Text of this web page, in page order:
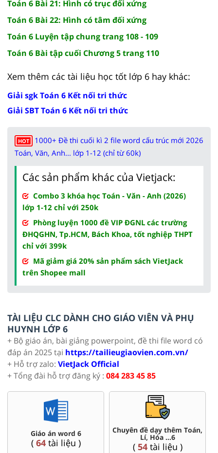
Toán 6 Bài 21: Hình có trục đối xứng
Toán 6 Bài 22: Hình có tâm đối xứng
Toán 6 Luyện tập chung trang 108 - 109
Toán 6 Bài tập cuối Chương 5 trang 110
Xem thêm các tài liệu học tốt lớp 6 hay khác:
Giải sgk Toán 6 Kết nối tri thức
Giải SBT Toán 6 Kết nối tri thức
HOT
1000+ Đề thi cuối kì 2 file word cấu trúc mới 2026
Toán, Văn, Anh... lớp 1-12 (chỉ từ 60k)
Các sản phẩm khác của Vietjack:
Combo 3 khóa học Toán - Văn - Anh (2026)
lớp 1-12 chỉ với 250k
Phòng luyện 1000 đề VIP ĐGNL các trường
ĐHQGHN, Tp.HCM, Bách Khoa, tốt nghiệp THPT
chỉ với 399k
Mã giảm giá 20% sản phẩm sách VietJack
trên Shopee mall
TÀI LIỆU CLC DÀNH CHO GIÁO VIÊN VÀ PHỤ
HUYNH LỚP 6
+ Bộ giáo án, bài giảng powerpoint, đề thi file word có
đáp án 2025 tại https://tailieugiaovien.com.vn/
+ Hỗ trợ zalo: VietJack Official
+ Tổng đài hỗ trợ đăng ký : 084 283 45 85
Giáo án word 6
( 64tài liệu )
Chuyên đề dạy thêm Toán,
Lí, Hóa ...6
( 54tài liệu )